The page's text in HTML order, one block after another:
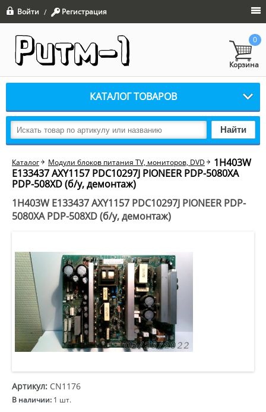
Войти / Регистрация
0
Корзина
КАТАЛОГ ТОВАРОВ
Найти
Каталог Модули блоков питания TV, мониторов, DVD
1H403W
E133437 AXY1157 PDC10297J PIONEER PDP-5080XA
PDP-508XD (б/у, демонтаж)
1H403W E133437 AXY1157 PDC10297J PIONEER PDP-
5080XA PDP-508XD (б/у, демонтаж)
Артикул: CN1176
В наличии: 1 шт.